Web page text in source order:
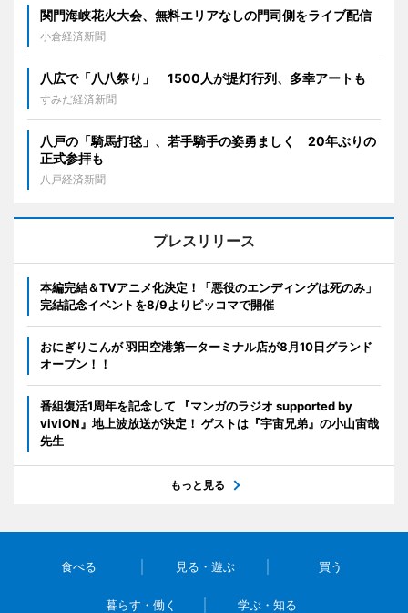
関門海峡花火大会、無料エリアなしの門司側をライブ配信
小倉経済新聞
八広で「八八祭り」 1500人が提灯行列、多幸アートも
すみだ経済新聞
八戸の「騎馬打毬」、若手騎手の姿勇ましく 20年ぶりの
正式参拝も
八戸経済新聞
プレスリリース
本編完結＆TVアニメ化決定！「悪役のエンディングは死のみ」
完結記念イベントを8/9よりピッコマで開催
おにぎりこんが 羽田空港第一ターミナル店が8月10日グランド
オープン！！
番組復活1周年を記念して 『マンガのラジオ supported by
viviON』地上波放送が決定！ ゲストは『宇宙兄弟』の小山宙哉
先生
もっと見る
食べる 見る・遊ぶ 買う
暮らす・働く 学ぶ・知る